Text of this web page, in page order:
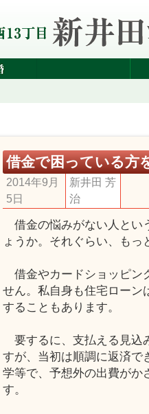
借金で困っている方
2014年9月
5日
新井田 芳
治
借金の悩みがない人とい
ょうか。それぐらい、も
借金やカードショッピン
せん。私自身も住宅ローン
することもあります。
要するに、支払える見込
すが、当初は順調に返済で
学等で、予想外の出費がか
す。